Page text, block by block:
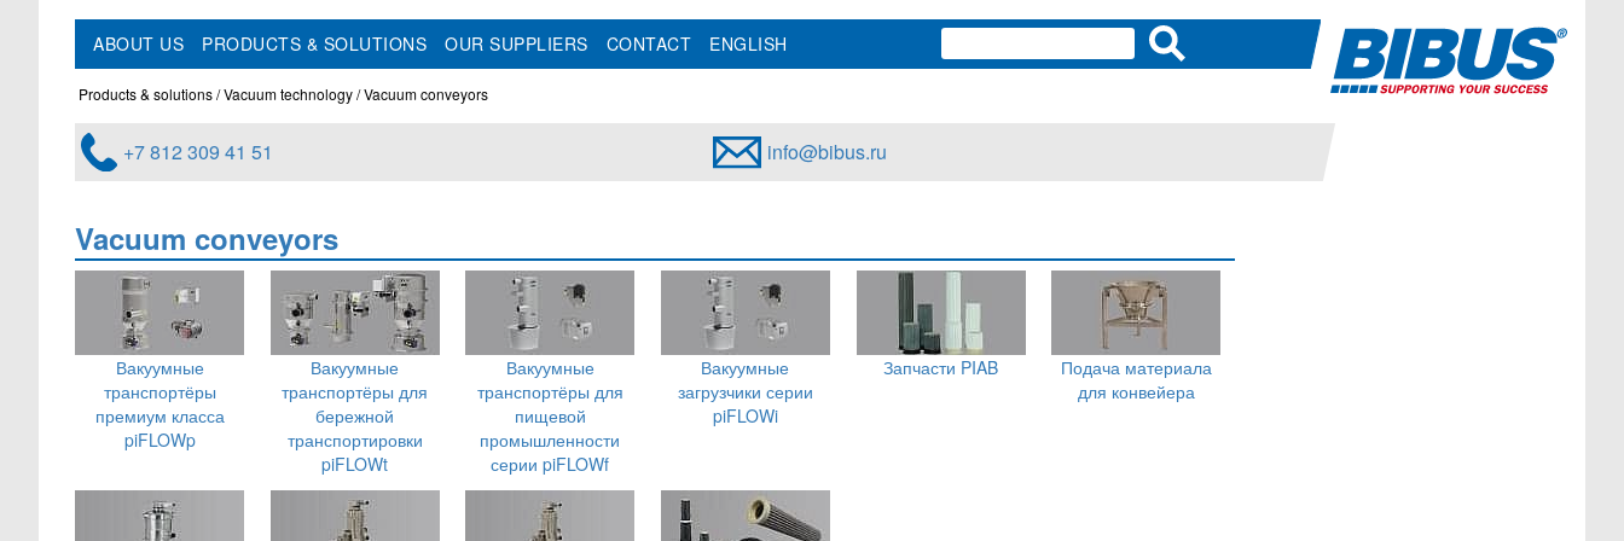
ABOUT US PRODUCTS & SOLUTIONS OUR SUPPLIERS CONTACT ENGLISH
Products & solutions Vacuum technology Vacuum conveyors
+7 812 309 41 51 info@bibus.ru
Vacuum conveyors
Вакуумные
транспортёры
премиум класса
piFLOWp
Вакуумные
транспортёры для
бережной
транспортировки
piFLOWt
Вакуумные
транспортёры для
пищевой
промышленности
серии piFLOWf
Вакуумные
загрузчики серии
piFLOWi
Запчасти PIAB
Подача материала
для конвейера